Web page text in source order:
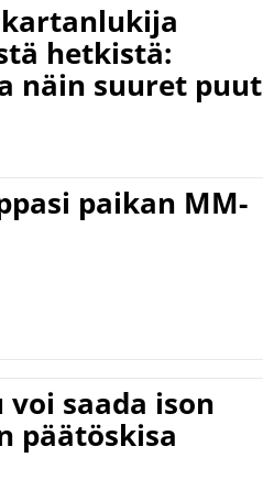
kartanlukija
hetkistä:
näin suuret puut
paikan MM-
saada ison
päätöskisa